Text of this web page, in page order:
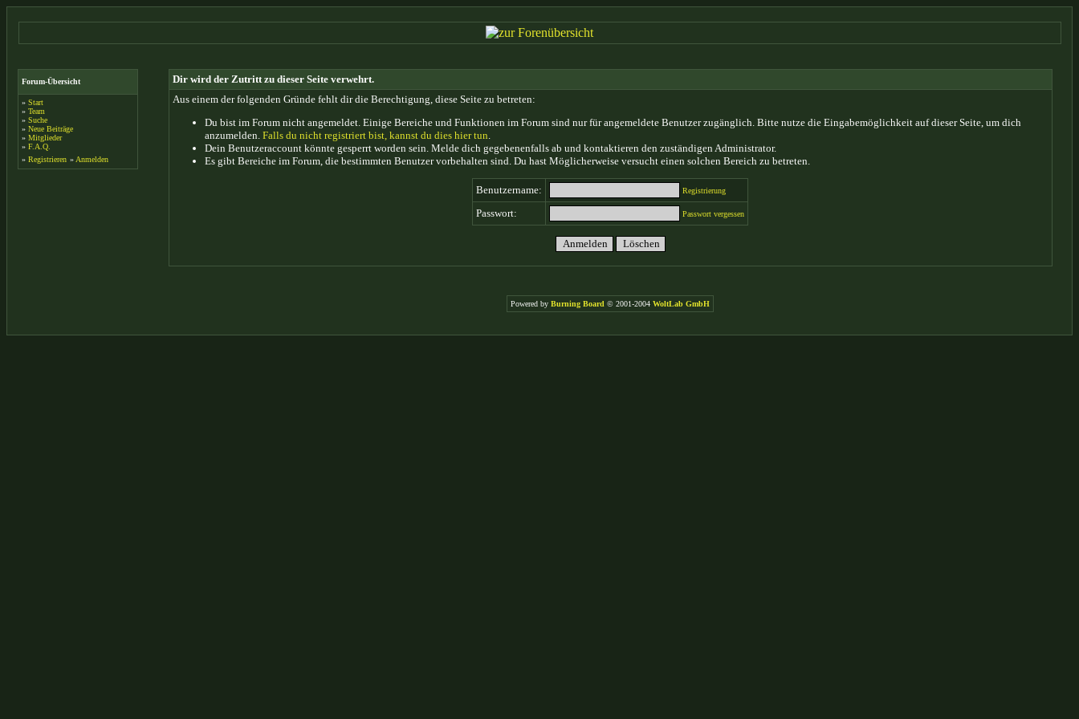
Forum-Übersicht
» Start
» Team
» Suche
» Neue Beiträge
» Mitglieder
» F.A.Q.
» Registrieren » Anmelden
Dir wird der Zutritt zu dieser Seite verwehrt.
Aus einem der folgenden Gründe fehlt dir die Berechtigung, diese Seite zu betreten:
Du bist im Forum nicht angemeldet. Einige Bereiche und Funktionen im Forum sind nur für angemeldete Benutzer zugänglich. Bitte nutze die Eingabemöglichkeit auf dieser Seite, um dich
anzumelden. Falls du nicht registriert bist, kannst du dies hier tun.
Dein Benutzeraccount könnte gesperrt worden sein. Melde dich gegebenenfalls ab und kontaktieren den zuständigen Administrator.
Es gibt Bereiche im Forum, die bestimmten Benutzer vorbehalten sind. Du hast Möglicherweise versucht einen solchen Bereich zu betreten.
Benutzername: Registrierung
Passwort: Passwort vergessen
Powered by Burning Board © 2001-2004 WoltLab GmbH